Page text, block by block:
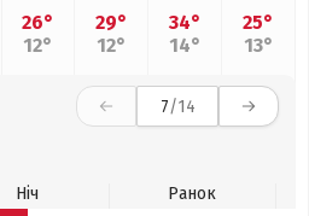
26°
12°
29°
12°
34°
14°
25°
13°
7/14
Ніч
Ранок